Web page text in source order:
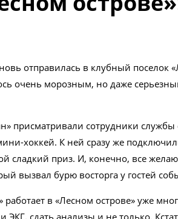
отправилась в клубный поселок
очень морозным, но даже
присматривали сотрудники
хоккей. К ней сразу же
сладкий приз. И, конечно, все
вызвал бурю восторга у гостей
в «Лесном острове» уже
сдать анализы и не только.